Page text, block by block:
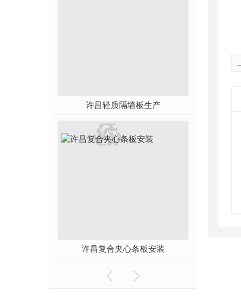
许昌轻质隔墙板生产
许昌复合夹心条板安装